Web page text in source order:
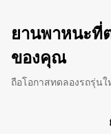
ยานพาหนะที่
ของคุณ
ถือโอกาสทดลองรถรุ่นใ